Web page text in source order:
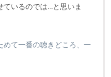
ているのでは…と思いま
て一番の聴きどころ、一